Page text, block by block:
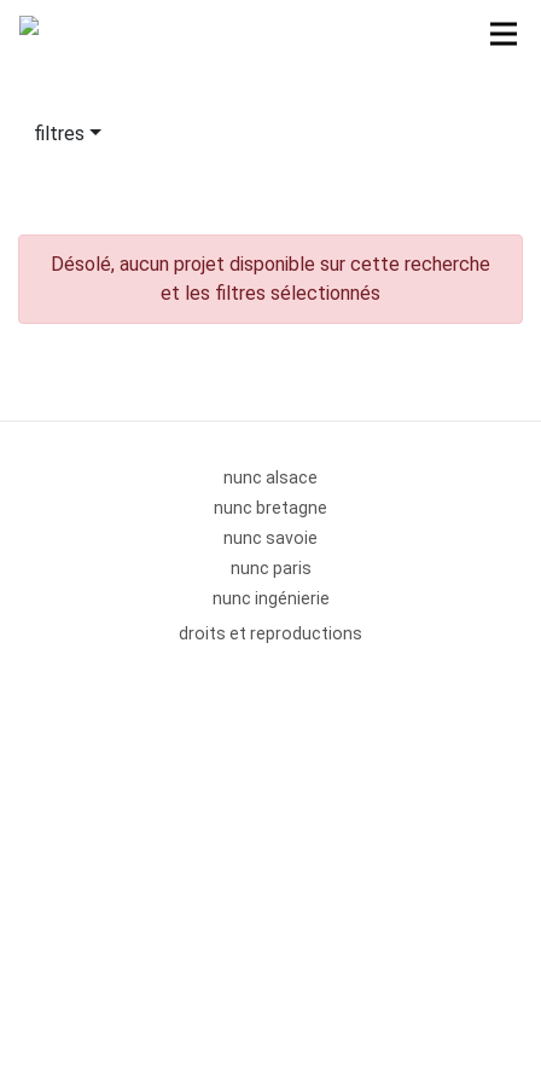
filtres
Désolé, aucun projet disponible sur cette recherche
et les filtres sélectionnés
nunc alsace
nunc bretagne
nunc savoie
nunc paris
nunc ingénierie
droits et reproductions